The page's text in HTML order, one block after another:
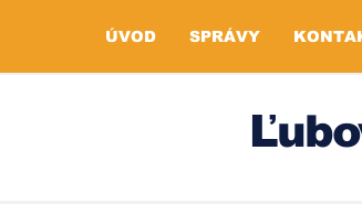
ÚVOD SPRÁVY